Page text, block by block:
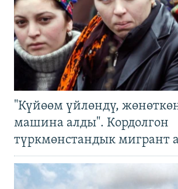
"Күйөөм үйлөндү,
машина алды". Кордолгон
түркмөнстандык мигрант